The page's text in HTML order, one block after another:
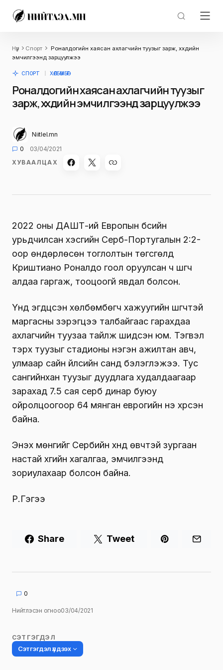
Нүүр Спорт
Роналдогийн хаясан ахлагчийн туузыг зарж, хүүхдийн
эмчилгээнд зарцуулжээ
СПОРТ ХӨЛБӨМБӨГ
Роналдогийн хаясан ахлагчийн туузыг
зарж, хүүхдийн эмчилгээнд зарцуулжээ
Niitlel.mn
0
03/04/2021
ХУВААЛЦАХ
2022 оны ДАШТ-ий Европын бүсийн
урьдчилсан хэсгийн Серб-Португалын 2:2-
оор өндөрлөсөн тоглолтын төгсгөлд
Криштиано Роналдо гоол оруулсан ч шүүгч
алдаа гаргаж, тооцоогүй явдал болсон.
Үүнд эгдүүцсэн хөлбөмбөгч хажуугийн шүүгчтэй
маргасны зэрэгцээ талбайгаас гарахдаа
ахлагчийн туузаа тайлж шидсэн юм. Тэгвэл
тэрхүү туузыг стадионы нэгэн ажилтан авч,
улмаар сайн үйлсийн санд бэлэглэжээ. Тус
сангийнхан туузыг дуудлага худалдаагаар
зарахад 7.5 сая серб динар буюу
ойролцоогоор 64 мянган еврогийн үнэ хүрсэн
байна.
Энэхүү мөнгийг Сербийн хүнд өвчтэй зургаан
настай хүүгийн хагалгаа, эмчилгээнд
зориулахаар болсон байна.
Р.Гэгээ
Share Tweet
0
Нийтлэсэн огноо03/04/2021
СЭТГЭГДЭЛ
Сэтгэгдэл үлдээх